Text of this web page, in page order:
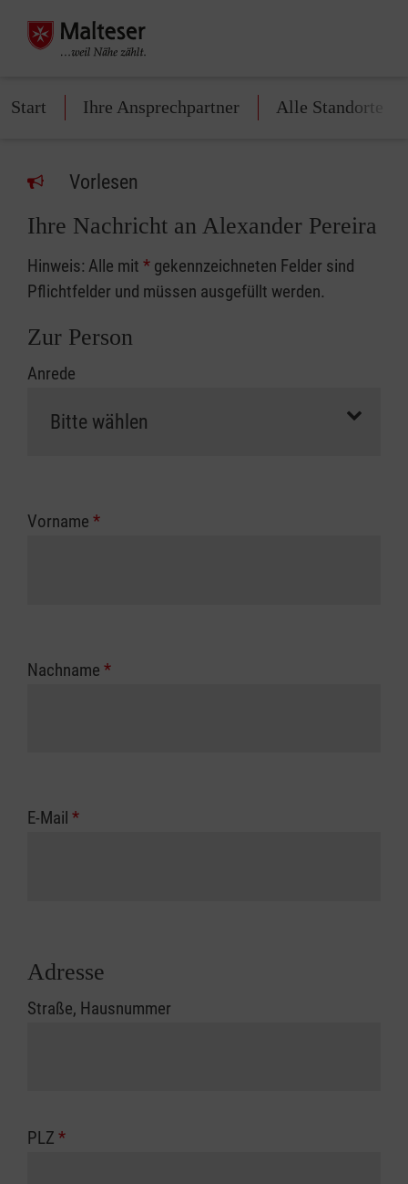
Start Ihre Ansprechpartner Alle Standorte
Vorlesen
Ihre Nachricht an Alexander Pereira
Hinweis: Alle mit * gekennzeichneten Felder sind
Pflichtfelder und müssen ausgefüllt werden.
Zur Person
Anrede
Vorname *
Nachname *
E-Mail *
Adresse
Straße, Hausnummer
PLZ *